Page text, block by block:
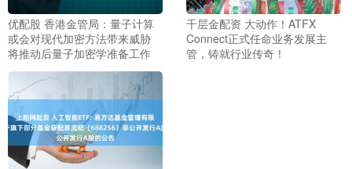
优配股 香港金管局：量子计算
或会对现代加密方法带来威胁
将推动后量子加密学准备工作
千层金配资 大动作！ATFX
Connect正式任命业务发展主
管，铸就行业传奇！